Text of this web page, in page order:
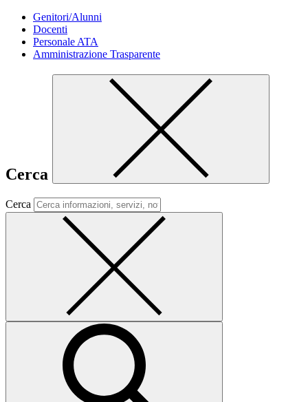
Genitori/Alunni
Docenti
Personale ATA
Amministrazione Trasparente
Cerca
Cerca